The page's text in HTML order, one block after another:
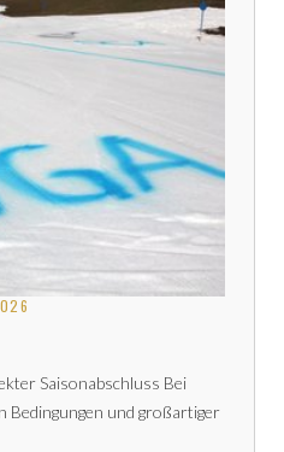
Saisonabschluss Bei
Bedingungen und großartiger